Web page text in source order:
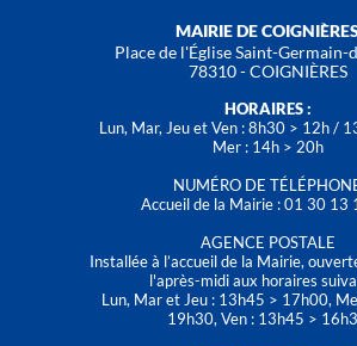
MAIRIE DE
Place de l'Église Saint-Germain-
78310 - COIGNIÈRES
HORAIRES :
Lun, Mar, Jeu et Ven : 8h30 > 12h /
Mer : 14h > 20h
NUMÉRO DE
Accueil de la Mairie : 01 30 13
AGENCE POSTALE
Installée à l’accueil de la Mairie,
l'après-midi aux horaires
Lun, Mar et Jeu : 13h45 > 17h00,
19h30, Ven : 13h45 >